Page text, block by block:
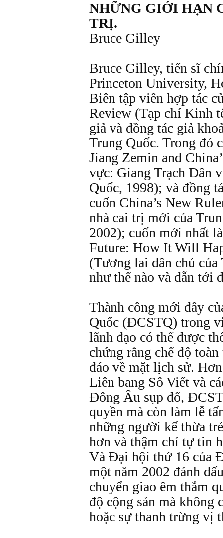
NHỮNG GIỚI HẠN
TRỊ.
Bruce Gilley
Bruce Gilley, tiến sĩ
Princeton University,
Biên tập viên hợp tác
Review (Tạp chí Kinh
giả và đồng tác giả
Trung Quốc. Trong đó
Jiang Zemin and
vực: Giang Trạch Dân
Quốc, 1998); và đồng
cuốn China’s New
nhà cai trị mới của
2002); cuốn mới nhất
Future: How It Will
(Tương lai dân chủ của
như thế nào và dẫn tới
Thành công mới đây
Quốc (ÐCSTQ) trong
lãnh đạo có thể được
chứng rằng chế độ
đáo về mặt lịch sử.
Liên bang Sô Viết và
Ðông Âu sụp đổ,
quyền mà còn làm lễ
những người kế thừa
hơn và thậm chí tự tin
Và Ðại hội thứ 16 của
một năm 2002 đánh
chuyển giao êm thắm
độ cộng sản mà
hoặc sự thanh trừng vị